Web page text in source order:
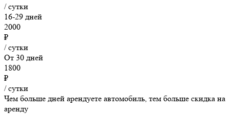
/ сутки
16-29 дней
2000
₽
/ сутки
От 30 дней
1800
₽
/ сутки
Чем больше дней арендуете автомобиль, тем больше скидка на
аренду